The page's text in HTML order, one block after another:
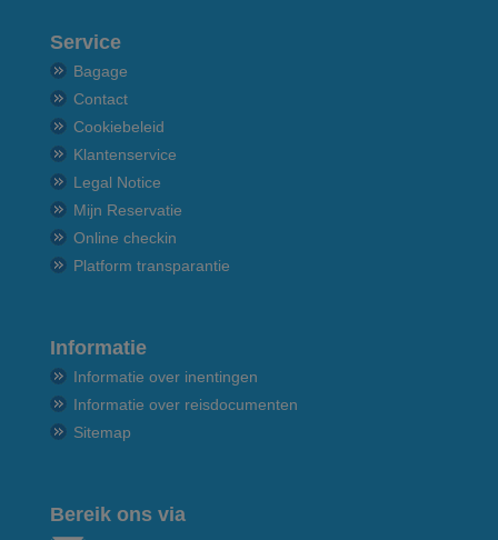
Service
Bagage
Contact
Cookiebeleid
Klantenservice
Legal Notice
Mijn Reservatie
Online checkin
Platform transparantie
Informatie
Informatie over inentingen
Informatie over reisdocumenten
Sitemap
Bereik ons via